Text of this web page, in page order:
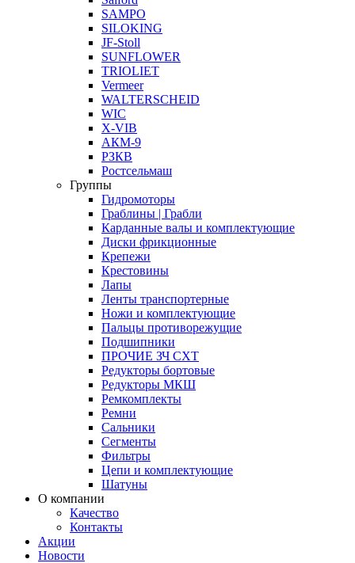
SAMPO
SILOKING
JF-Stoll
SUNFLOWER
TRIOLIET
Vermeer
WALTERSCHEID
WIC
X-VIB
АКМ-9
РЗКВ
Ростсельмаш
Группы
Гидромоторы
Граблины | Грабли
Карданные валы и комплектующие
Диски фрикционные
Крепежи
Крестовины
Лапы
Ленты транспортерные
Ножи и комплектующие
Пальцы противорежущие
Подшипники
ПРОЧИЕ ЗЧ СХТ
Редукторы бортовые
Редукторы МКШ
Ремкомплекты
Ремни
Сальники
Сегменты
Фильтры
Цепи и комплектующие
Шатуны
О компании
Качество
Контакты
Акции
Новости